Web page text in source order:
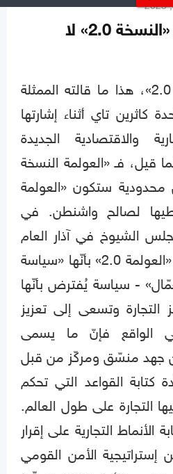
العولمة الأمريكية «النسخة 2.0» لا
«إنّها العولمة النسخة 2.0»، هذا ما قالته الممثلة
كاثرين تاي أثناء إشارتها
والاقتصادية الجديدة
قيل، فـ «العولمة النسخة
محدودية ستكون «العولمة
لصالح واشنطن. في
الشيوخ في آذار العام
الماضي، وصفت تاي «العولمة 2.0» بأنّها «سياسة
- سياسة يُفترض بأنّها
وتسعى إلى تعزيز
في الواقع فإنّ ما يسمى
يعبّر عن جهد منسّق ومركّز من قبل
كتابة القواعد التي تحكم
التجارة على طول العالم.
الأنماط التجارية على إقرار
الأمن القومي